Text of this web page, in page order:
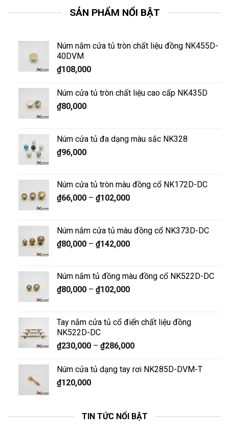
SẢN PHẨM NỔI BẬT
Núm nắm cửa tủ tròn chất liệu đồng NK455D-
40DVM
₫108,000
Núm cửa tủ tròn chất liệu cao cấp NK435D
₫80,000
Núm cửa tủ đa dạng màu sắc NK328
₫96,000
Núm cửa tủ tròn màu đồng cổ NK172D-DC
₫66,000– ₫102,000
Núm nắm cửa tủ màu đồng cổ NK373D-DC
₫80,000– ₫142,000
Núm nắm tủ đồng màu đồng cổ NK522D-DC
₫80,000– ₫102,000
Tay nắm cửa tủ cổ điển chất liệu đồng
NK522D-DC
₫230,000– ₫286,000
Núm cửa tủ dạng tay rơi NK285D-DVM-T
₫120,000
TIN TỨC NỔI BẬT